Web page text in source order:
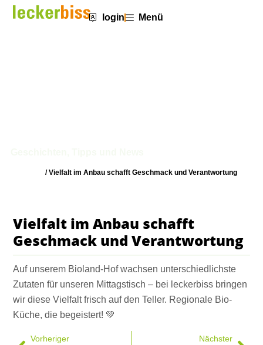
login Menü
/Vielfalt im Anbau schafft Geschmack und Verantwortung
Vielfalt im Anbau schafft
Geschmack und Verantwortung
Auf unserem Bioland-Hof wachsen unterschiedlichste
Zutaten für unseren Mittagstisch – bei leckerbiss bringen
wir diese Vielfalt frisch auf den Teller. Regionale Bio-
Küche, die begeistert! 💚
Vorheriger Nächster